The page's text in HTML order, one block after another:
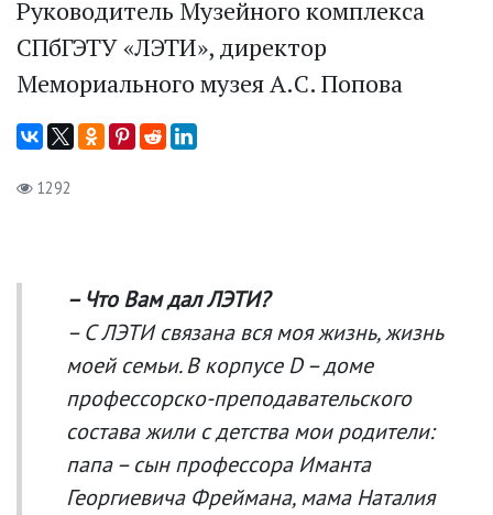
Руководитель Музейного комплекса
СПбГЭТУ «ЛЭТИ», директор
Мемориального музея А.С. Попова
1292
– Что Вам дал ЛЭТИ?
– С ЛЭТИ связана вся моя жизнь, жизнь
моей семьи. В корпусе D – доме
профессорско-преподавательского
состава жили с детства мои родители:
папа – сын профессора Иманта
Георгиевича Фреймана, мама Наталия